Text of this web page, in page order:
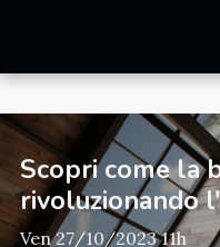
Scopri come la
rivoluzionando
Ven 27/10/2023 11h